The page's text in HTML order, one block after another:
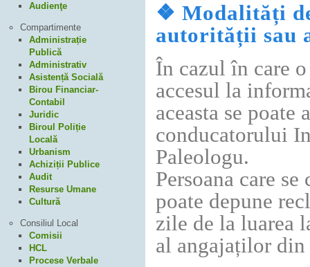
❖ Modalități
autorității sau
În cazul în care
accesul la
aceasta se
conducatorului
Paleologu.
Persoana care
poate depune
zile de la luarea
al angajaților
Audienţe
Compartimente
Administrație
Publică
Administrativ
Asistență Socială
Birou Financiar-
Contabil
Juridic
Biroul Poliție
Locală
Urbanism
Achiziții Publice
Audit
Resurse Umane
Cultură
Consiliul Local
Comisii
HCL
Procese Verbale